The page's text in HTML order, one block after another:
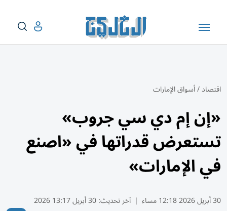
اقتصاد/أسواق الإمارات
«إن إم دي سي جروب»
تستعرض قدراتها في «اصنع
في الإمارات»
30 أبريل 2026 12:18 مساء | آخر تحديث:30 أبريل 13:17 2026